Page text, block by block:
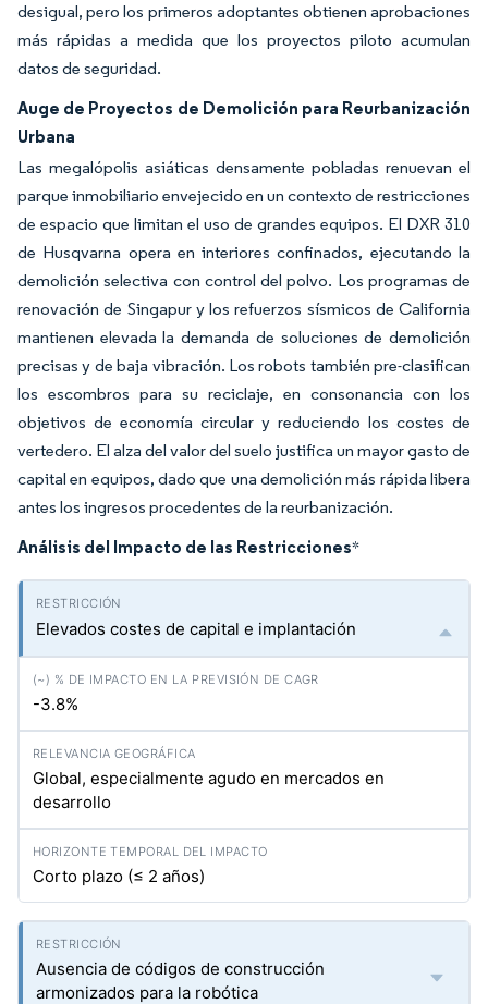
desigual, pero los primeros adoptantes obtienen aprobaciones
más rápidas a medida que los proyectos piloto acumulan
datos de seguridad.
Auge de Proyectos de Demolición para Reurbanización
Urbana
Las megalópolis asiáticas densamente pobladas renuevan el
parque inmobiliario envejecido en un contexto de restricciones
de espacio que limitan el uso de grandes equipos. El DXR 310
de Husqvarna opera en interiores confinados, ejecutando la
demolición selectiva con control del polvo. Los programas de
renovación de Singapur y los refuerzos sísmicos de California
mantienen elevada la demanda de soluciones de demolición
precisas y de baja vibración. Los robots también pre-clasifican
los escombros para su reciclaje, en consonancia con los
objetivos de economía circular y reduciendo los costes de
vertedero. El alza del valor del suelo justifica un mayor gasto de
capital en equipos, dado que una demolición más rápida libera
antes los ingresos procedentes de la reurbanización.
Análisis del Impacto de las Restricciones*
Elevados costes de capital e implantación
-3.8%
Global, especialmente agudo en mercados en
desarrollo
Corto plazo (≤ 2 años)
Ausencia de códigos de construcción
armonizados para la robótica